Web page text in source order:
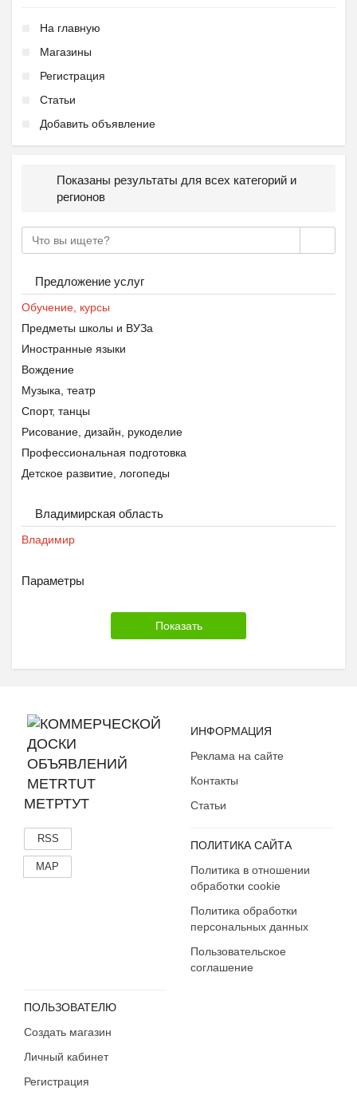
На главную
Магазины
Регистрация
Статьи
Добавить объявление
Показаны результаты для всех категорий и
регионов
Предложение услуг
Обучение, курсы
Предметы школы и ВУЗа
Иностранные языки
Вождение
Музыка, театр
Спорт, танцы
Рисование, дизайн, рукоделие
Профессиональная подготовка
Детское развитие, логопеды
Владимирская область
Владимир
Параметры
МЕТРТУТ
RSS
MAP
ИНФОРМАЦИЯ
Реклама на сайте
Контакты
Статьи
ПОЛИТИКА САЙТА
Политика в отношении
обработки cookie
Политика обработки
персональных данных
Пользовательское
соглашение
ПОЛЬЗОВАТЕЛЮ
Создать магазин
Личный кабинет
Регистрация